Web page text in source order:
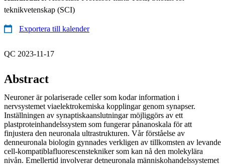
teknikvetenskap (SCI)
Exportera till kalender
QC 2023-11-17
Abstract
Neuroner är polariserade celler som kodar information i
nervsystemet viaelektrokemiska kopplingar genom synapser.
Inställningen av synaptiskaanslutningar möjliggörs av ett
plastproteinhandelssystem som fungerar pånanoskala för att
finjustera den neuronala ultrastrukturen. Vår förståelse av
denneuronala biologin gynnades verkligen av tillkomsten av levande
cell-kompatiblafluorescenstekniker som kan nå den molekylära
nivån. Emellertid involverar detneuronala människohandelssystemet